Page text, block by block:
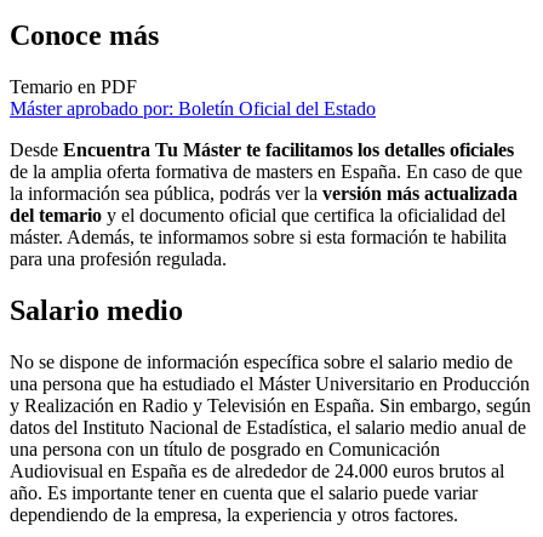
Conoce más
Temario en PDF
Máster aprobado por: Boletín Oficial del Estado
Desde Encuentra Tu Máster te facilitamos los detalles oficiales
de la amplia oferta formativa de masters en España. En caso de que
la información sea pública, podrás ver la versión más actualizada
del temario y el documento oficial que certifica la oficialidad del
máster. Además, te informamos sobre si esta formación te habilita
para una profesión regulada.
Salario medio
No se dispone de información específica sobre el salario medio de
una persona que ha estudiado el Máster Universitario en Producción
y Realización en Radio y Televisión en España. Sin embargo, según
datos del Instituto Nacional de Estadística, el salario medio anual de
una persona con un título de posgrado en Comunicación
Audiovisual en España es de alrededor de 24.000 euros brutos al
año. Es importante tener en cuenta que el salario puede variar
dependiendo de la empresa, la experiencia y otros factores.